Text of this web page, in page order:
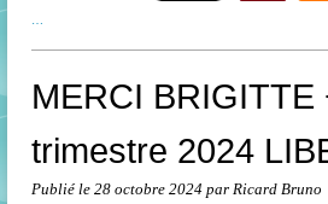
MERCI
trimestre 2024
Publié le 28 octobre 2024 par Ricard Bruno